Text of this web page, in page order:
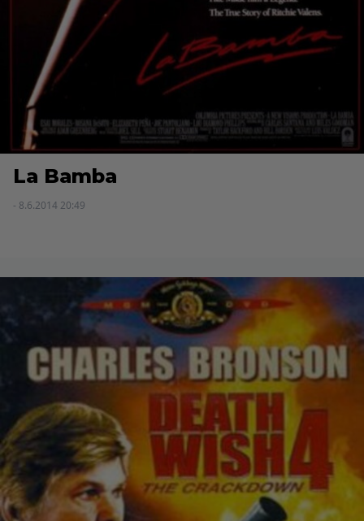
La Bamba
- 8.6.2014 20:49